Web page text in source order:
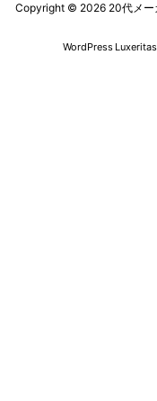
Copyright © 2026 20代メー
WordPress